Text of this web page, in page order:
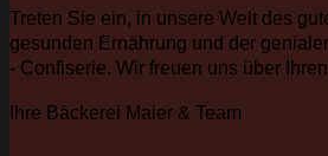
Treten Sie ein, in unsere Welt des
gesunden Ernährung und der
- Confiserie. Wir freuen uns über
Ihre Bäckerei Maier & Team